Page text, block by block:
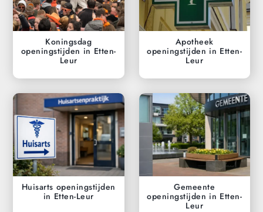
Koningsdag
openingstijden in Etten-
Leur
Apotheek
openingstijden in Etten-
Leur
Huisarts openingstijden
in Etten-Leur
Gemeente
openingstijden in Etten-
Leur